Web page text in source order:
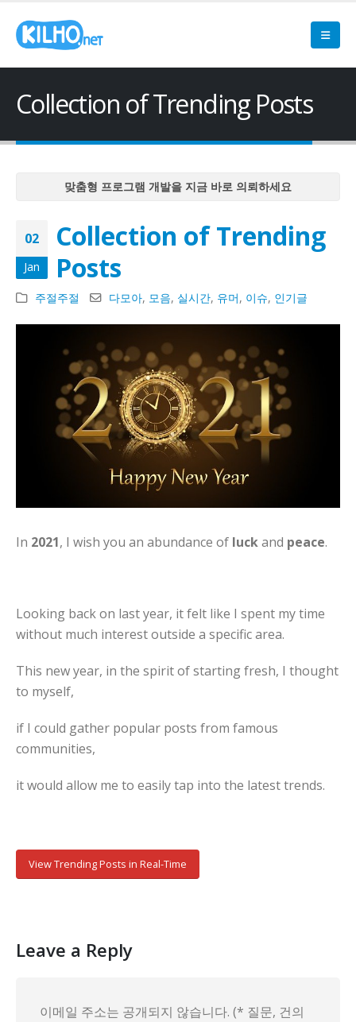
Collection of Trending Posts
맞춤형 프로그램 개발을 지금 바로 의뢰하세요
맞춤형 프로그램 개발을 지금 바로 의뢰하세요
맞춤형 프로그램 개발을 지금 바로 의뢰하세요
맞춤형 프로그램 개발을 지금 바로 의뢰하세요
02
Jan
Collection of Trending
Posts
주절주절 다모아, 모음, 실시간, 유머, 이슈, 인기글
In 2021, I wish you an abundance of luckand peace.
Looking back on last year, it felt like I spent my time
without much interest outside a specific area.
This new year, in the spirit of starting fresh, I thought
to myself,
if I could gather popular posts from famous
communities,
it would allow me to easily tap into the latest trends.
View Trending Posts in Real-Time
Leave a Reply
이메일 주소는 공개되지 않습니다. (* 질문, 건의